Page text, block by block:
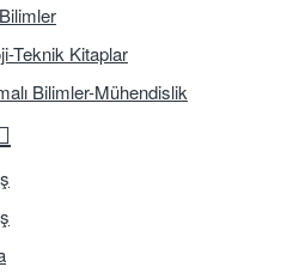
Teknik Kitaplar
Bilimler-Mühendislik